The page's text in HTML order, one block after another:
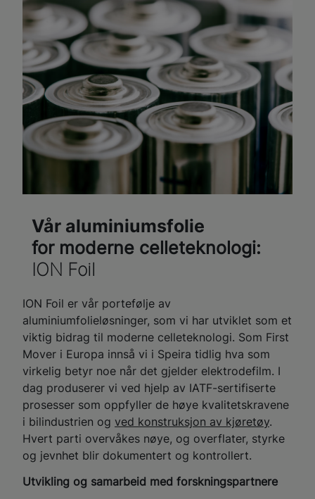
Vår aluminiumsfolie
for moderne celleteknologi:
ION Foil
ION Foil er vår portefølje av
aluminiumfolieløsninger, som vi har utviklet som et
viktig bidrag til moderne celleteknologi. Som First
Mover i Europa innså vi i Speira tidlig hva som
virkelig betyr noe når det gjelder elektrodefilm. I
dag produserer vi ved hjelp av IATF-sertifiserte
prosesser som oppfyller de høye kvalitetskravene
i bilindustrien og ved konstruksjon av kjøretøy.
Hvert parti overvåkes nøye, og overflater, styrke
og jevnhet blir dokumentert og kontrollert.
Utvikling og samarbeid med forskningspartnere